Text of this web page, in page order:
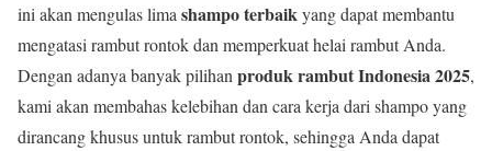
ini akan mengulas lima shampo terbaikyang dapat membantu
mengatasi rambut rontok dan memperkuat helai rambut Anda.
Dengan adanya banyak pilihan produk rambut Indonesia 2025,
kami akan membahas kelebihan dan cara kerja dari shampo yang
dirancang khusus untuk rambut rontok, sehingga Anda dapat